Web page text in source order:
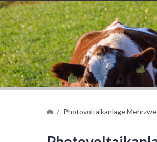
Photovoltaikanlage